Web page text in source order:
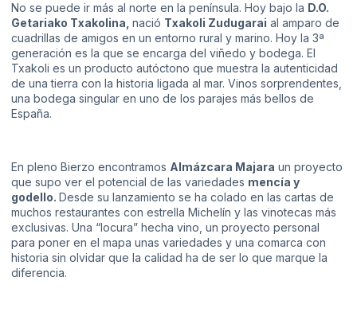
No se puede ir más al norte en la península. Hoy bajo la D.O.
Getariako Txakolina, nació Txakoli Zudugarai al amparo de
cuadrillas de amigos en un entorno rural y marino. Hoy la 3ª
generación es la que se encarga del viñedo y bodega. El
Txakoli es un producto autóctono que muestra la autenticidad
de una tierra con la historia ligada al mar. Vinos sorprendentes,
una bodega singular en uno de los parajes más bellos de
España.
En pleno Bierzo encontramos Almázcara Majara un proyecto
que supo ver el potencial de las variedades mencía y
godello. Desde su lanzamiento se ha colado en las cartas de
muchos restaurantes con estrella Michelín y las vinotecas más
exclusivas. Una “locura” hecha vino, un proyecto personal
para poner en el mapa unas variedades y una comarca con
historia sin olvidar que la calidad ha de ser lo que marque la
diferencia.